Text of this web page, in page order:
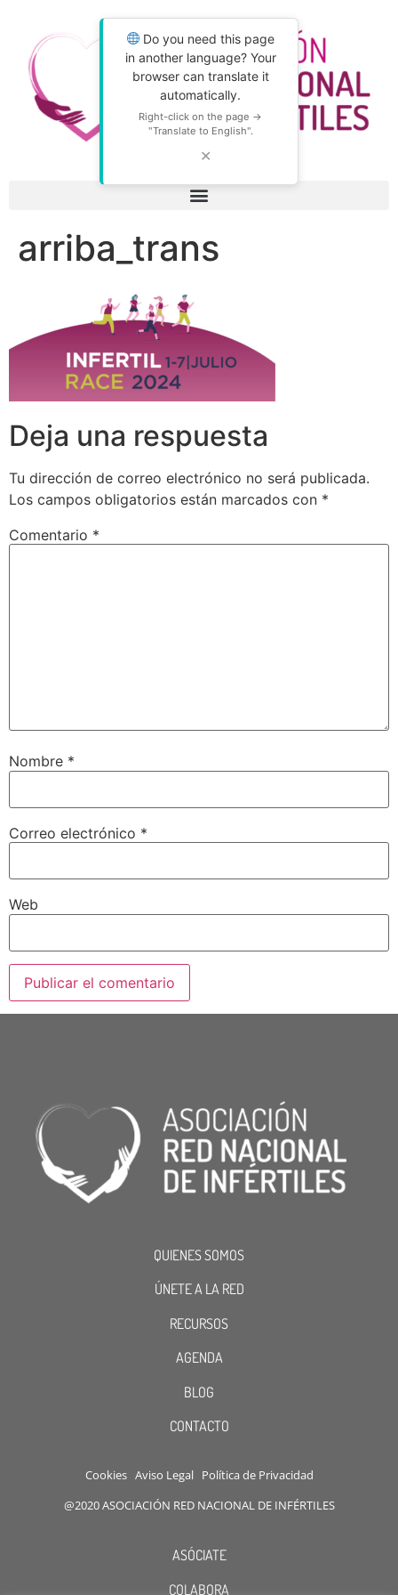
Do you need this page
in another language? Your
browser can translate it
automatically.
Right-click on the page →
"Translate to English".
✕
arriba_trans
Deja una respuesta
Tu dirección de correo electrónico no será publicada.
Los campos obligatorios están marcados con *
Comentario *
Nombre *
Correo electrónico *
Web
QUIENES SOMOS
ÚNETE A LA RED
RECURSOS
AGENDA
BLOG
CONTACTO
Cookies Aviso Legal Política de Privacidad
@2020 ASOCIACIÓN RED NACIONAL DE INFÉRTILES
ASÓCIATE
COLABORA